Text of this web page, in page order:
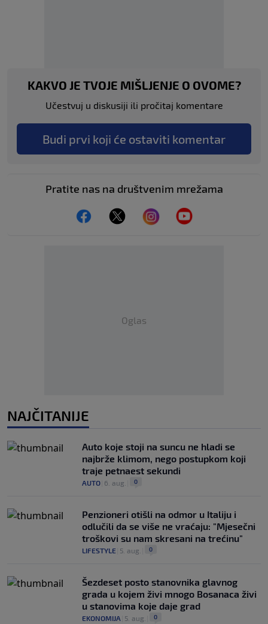
KAKVO JE TVOJE MIŠLJENJE O OVOME?
Učestvuj u diskusiji ili pročitaj komentare
Budi prvi koji će ostaviti komentar
Pratite nas na društvenim mrežama
Oglas
NAJČITANIJE
Auto koje stoji na suncu ne hladi se
najbrže klimom, nego postupkom koji
traje petnaest sekundi
AUTO 6. aug. 0
Penzioneri otišli na odmor u Italiju i
odlučili da se više ne vraćaju: "Mjesečni
troškovi su nam skresani na trećinu"
LIFESTYLE 5. aug. 0
Šezdeset posto stanovnika glavnog
grada u kojem živi mnogo Bosanaca živi
u stanovima koje daje grad
EKONOMIJA 5. aug. 0